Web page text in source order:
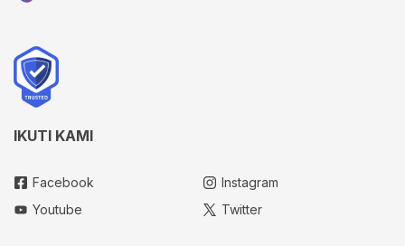
IKUTI KAMI
Facebook
Instagram
Youtube
Twitter